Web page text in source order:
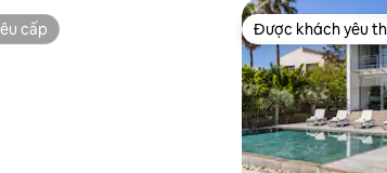
cấp
cấp Được khách yêu
Được khách yêu